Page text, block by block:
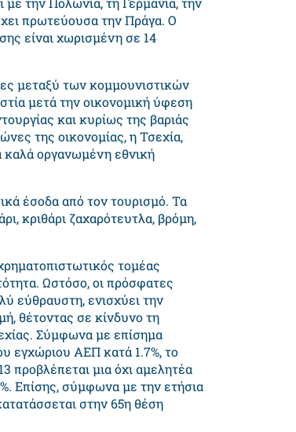
πρωτεύουσα την Πράγα. Ο
είναι χωρισμένη σε 14
μεταξύ των κομμουνιστικών
μετά την οικονομική ύφεση
και κυρίως της βαριάς
της οικονομίας, η Τσεχία,
καλά οργανωμένη εθνική
έσοδα από τον τουρισμό. Τα
κριθάρι ζαχαρότευτλα, βρόμη,
τομέας
Ωστόσο, οι πρόσφατες
εύθραυστη, ενισχύει την
θέτοντας σε κίνδυνο τη
Σύμφωνα με επίσημα
εγχώριου ΑΕΠ κατά 1.7%, το
προβλέπεται μια όχι αμελητέα
Επίσης, σύμφωνα με την ετήσια
στην 65η θέση